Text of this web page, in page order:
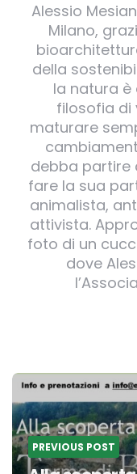
Alessio
Milano,
della
la natura è
filosofia di
maturare
debba partire
fare la sua
animalista,
attivista.
foto di un
dove
Post
PREVIOUS POST